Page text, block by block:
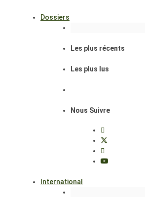
Dossiers
Les plus récents
Les plus lus
Nous Suivre
International